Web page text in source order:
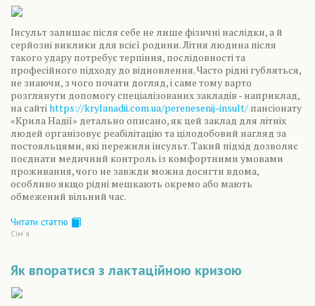
Інсульт залишає після себе не лише фізичні наслідки, а й
серйозні виклики для всієї родини. Літня людина після
такого удару потребує терпіння, послідовності та
професійного підходу до відновлення. Часто рідні губляться,
не знаючи, з чого почати догляд, і саме тому варто
розглянути допомогу спеціалізованих закладів - наприклад,
на сайтіhttps://krylanadii.com.ua/perenesenij-insult/ пансіонату
«Крила Надії» детально описано, як цей заклад для літніх
людей організовує реабілітацію та цілодобовий нагляд за
постояльцями, які пережили інсульт. Такий підхід дозволяє
поєднати медичний контроль із комфортними умовами
проживання, чого не завжди можна досягти вдома,
особливо якщо рідні мешкають окремо або мають
обмежений вільний час.
Читати статтю
Сiм´я
Як впоратися з лактаційною кризою